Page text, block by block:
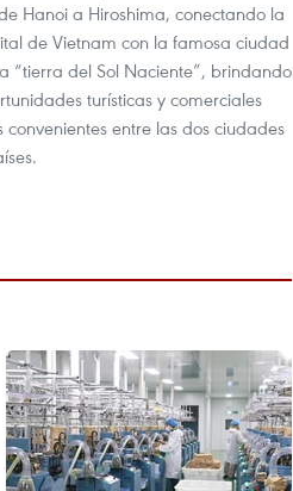
Hanoi a Hiroshima, conectando la
de Vietnam con la famosa ciudad
“tierra del Sol Naciente”, brindando
turísticas y comerciales
convenientes entre las dos ciudades